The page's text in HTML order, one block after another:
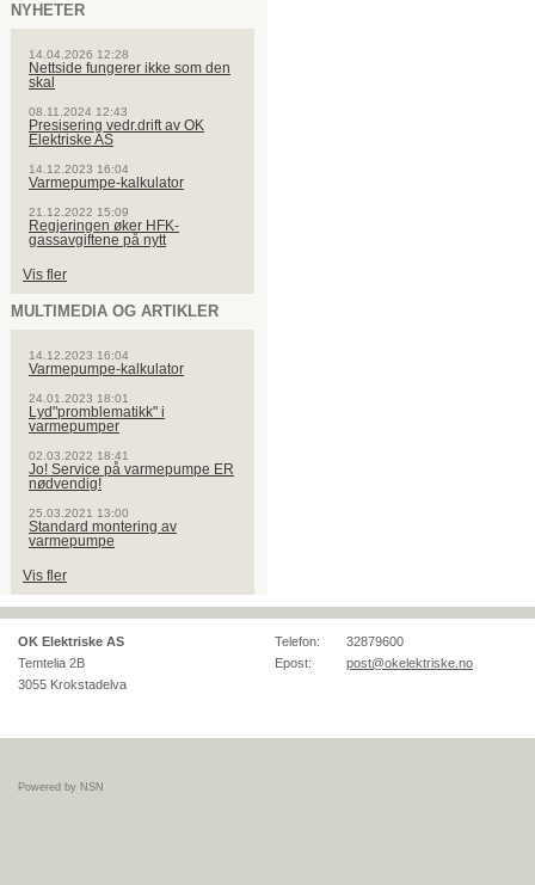
NYHETER
14.04.2026 12:28
Nettside fungerer ikke som den
skal
08.11.2024 12:43
Presisering vedr.drift av OK
Elektriske AS
14.12.2023 16:04
Varmepumpe-kalkulator
21.12.2022 15:09
Regjeringen øker HFK-
gassavgiftene på nytt
Vis fler
MULTIMEDIA OG ARTIKLER
14.12.2023 16:04
Varmepumpe-kalkulator
24.01.2023 18:01
Lyd"promblematikk" i
varmepumper
02.03.2022 18:41
Jo! Service på varmepumpe ER
nødvendig!
25.03.2021 13:00
Standard montering av
varmepumpe
Vis fler
OK Elektriske AS
Temtelia 2B
3055 Krokstadelva
Telefon:
32879600
Epost:
post@okelektriske.no
Powered by NSN